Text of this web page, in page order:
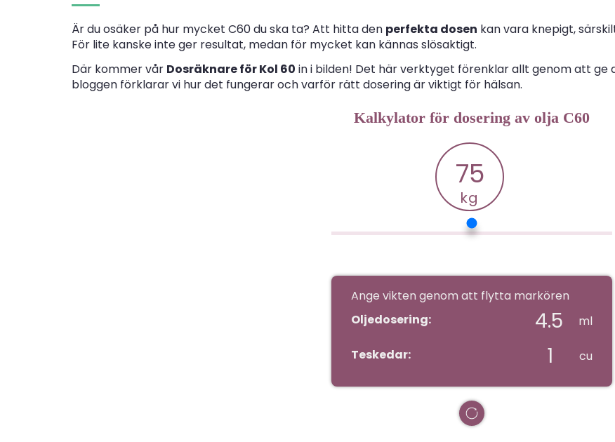
Är du osäker på hur mycket C60 du ska ta? Att hitta den perfekta dosen kan vara knepigt,
För lite kanske inte ger resultat, medan för mycket kan kännas slösaktigt.
Där kommer vår Dosräknare för Kol 60 in i bilden! Det här verktyget förenklar allt genom att ge
bloggen förklarar vi hur det fungerar och varför rätt dosering är viktigt för hälsan.
Kalkylator för dosering av olja C60
75
Ange vikten genom att flytta markören
Oljedosering:
ml
Teskedar: cu